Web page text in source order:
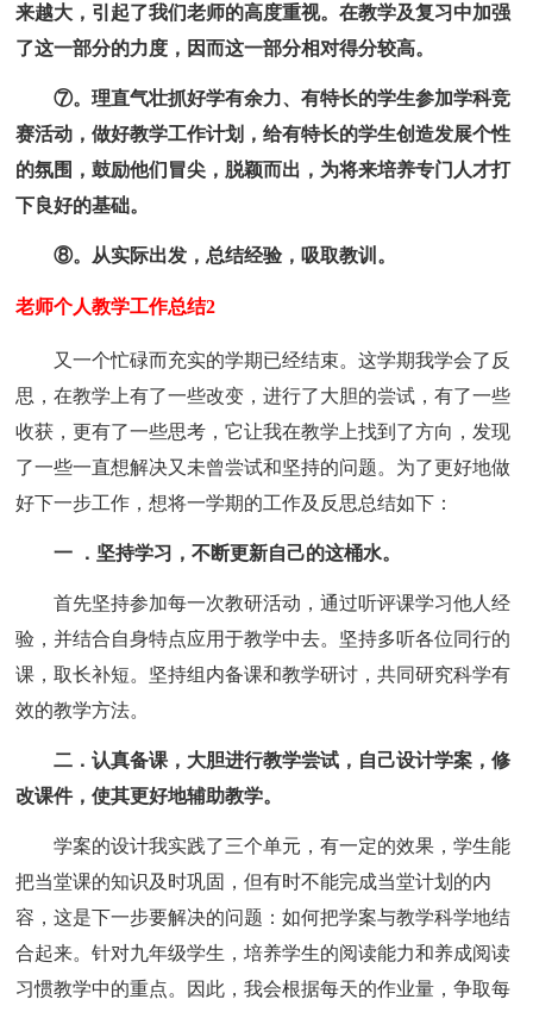
来越大，引起了我们老师的高度重视。在教学及复习中加强
了这一部分的力度，因而这一部分相对得分较高。
⑦。理直气壮抓好学有余力、有特长的学生参加学科竞
赛活动，做好教学工作计划，给有特长的学生创造发展个性
的氛围，鼓励他们冒尖，脱颖而出，为将来培养专门人才打
下良好的基础。
⑧。从实际出发，总结经验，吸取教训。
老师个人教学工作总结2
又一个忙碌而充实的学期已经结束。这学期我学会了反
思，在教学上有了一些改变，进行了大胆的尝试，有了一些
收获，更有了一些思考，它让我在教学上找到了方向，发现
了一些一直想解决又未曾尝试和坚持的问题。为了更好地做
好下一步工作，想将一学期的工作及反思总结如下：
一 ．坚持学习，不断更新自己的这桶水。
首先坚持参加每一次教研活动，通过听评课学习他人经
验，并结合自身特点应用于教学中去。坚持多听各位同行的
课，取长补短。坚持组内备课和教学研讨，共同研究科学有
效的教学方法。
二．认真备课，大胆进行教学尝试，自己设计学案，修
改课件，使其更好地辅助教学。
学案的设计我实践了三个单元，有一定的效果，学生能
把当堂课的知识及时巩固，但有时不能完成当堂计划的内
容，这是下一步要解决的问题：如何把学案与教学科学地结
合起来。针对九年级学生，培养学生的阅读能力和养成阅读
习惯教学中的重点。因此，我会根据每天的作业量，争取每